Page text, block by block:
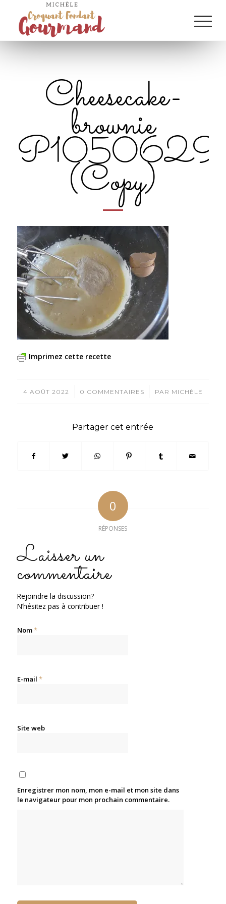
Cheesecake-
brownie
P1050629
(Copy)
Imprimez cette recette
4 AOÛT 2022
/ 0 COMMENTAIRES
/ PAR MICHÈLE
Partager cet entrée
0
RÉPONSES
Laisser un
commentaire
Rejoindre la discussion?
N’hésitez pas à contribuer !
Nom*
E-mail *
Site web
Enregistrer mon nom, mon e-mail et mon site dans
le navigateur pour mon prochain commentaire.